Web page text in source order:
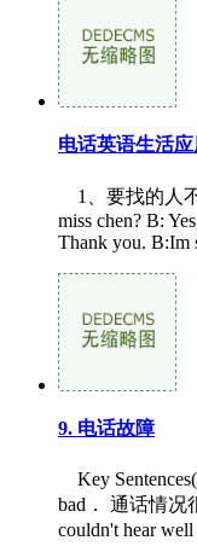
电话英语生活
1、要找的人不
miss chen? B:
Thank you. B:Im
9. 电话故障
Key
bad． 通话情况
couldn't hear